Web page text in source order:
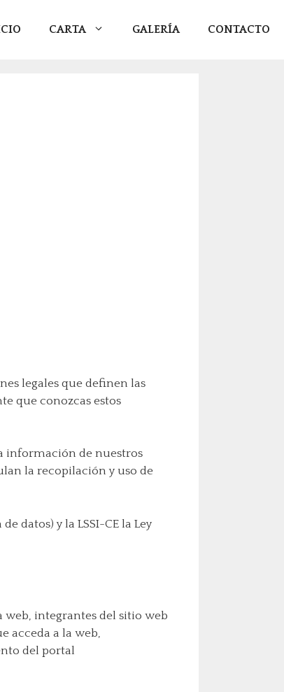
CARTA GALERÍA CONTACTO
legales que definen las
que conozcas estos
información de nuestros
la recopilación y uso de
datos) y la LSSI-CE la Ley
web, integrantes del sitio web
acceda a la web,
del portal